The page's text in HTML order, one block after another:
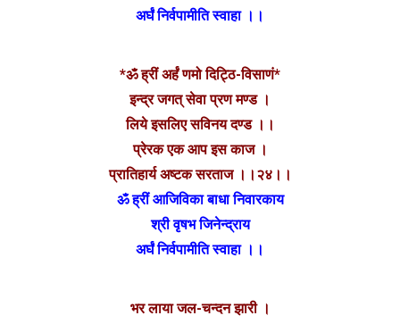
अर्घं निर्वपामीति स्वाहा ।।
*ॐ ह्रीं अर्हं णमो दिट्ठि-विसाणं*
इन्द्र जगत् सेवा प्रण मण्ड ।
लिये इसलिए सविनय दण्ड ।।
प्रेरक एक आप इस काज ।
प्रातिहार्य अष्टक सरताज ।।२४।।
ॐ ह्रीं आजिविका बाधा निवारकाय
श्री वृषभ जिनेन्द्राय
अर्घं निर्वपामीति स्वाहा ।।
भर लाया जल-चन्दन झारी ।